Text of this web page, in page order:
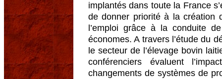
implantés dans toute la France
de donner priorité à la création
l’emploi grâce à la conduite
économes. A travers l’étude du
le secteur de l’élevage bovin
conférenciers évaluent
changements de systèmes de